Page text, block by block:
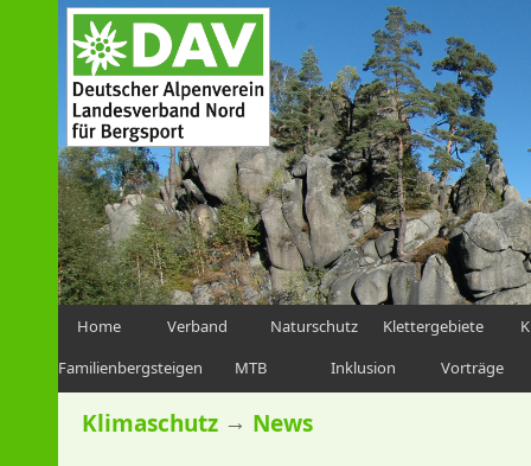
Home Verband Naturschutz Klettergebiete
Familienbergsteigen
MTB Inklusion Vorträge
Klimaschutz → News